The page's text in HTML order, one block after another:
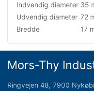
Indvendig diameter 35
Udvendig diameter 72
Bredde
17
Mors-Thy
Ringvejen 48, 7900